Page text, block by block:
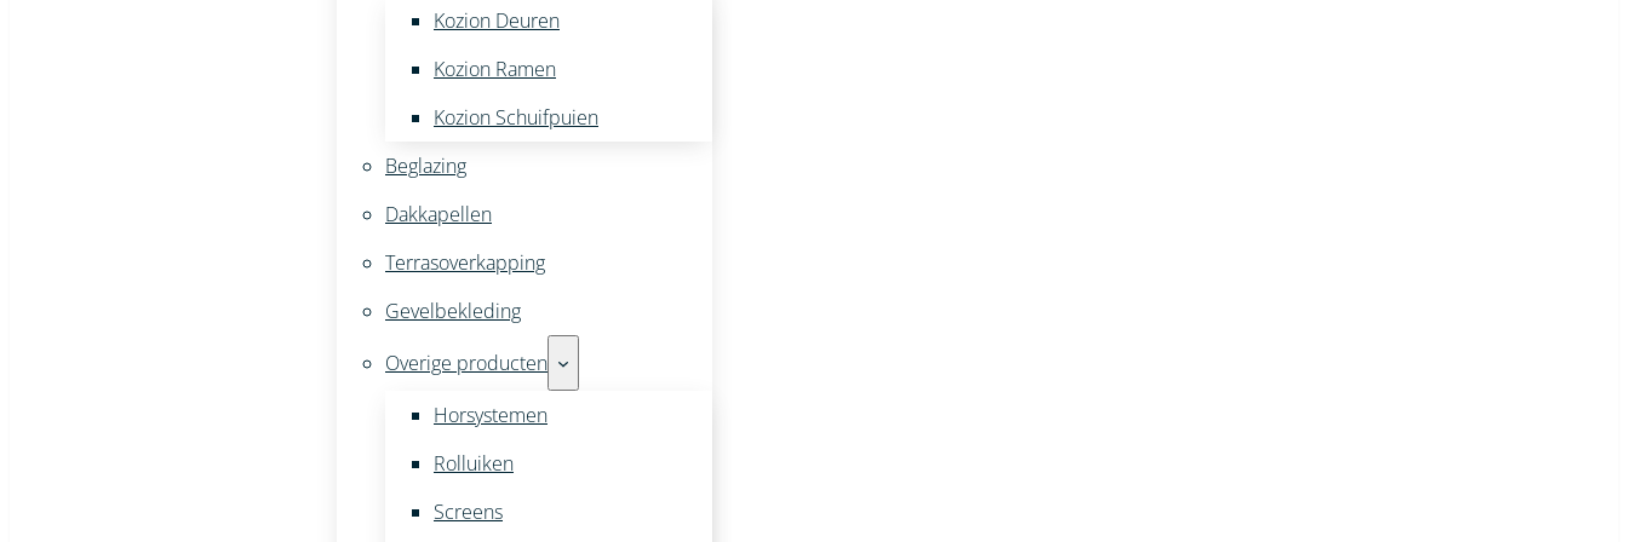
Kozion Deuren
Kozion Ramen
Kozion Schuifpuien
Beglazing
Dakkapellen
Terrasoverkapping
Gevelbekleding
Overige producten
Horsystemen
Rolluiken
Screens